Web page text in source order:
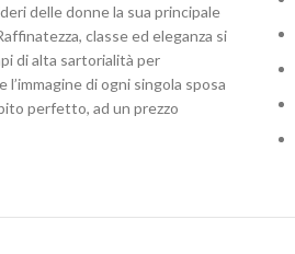
delle donne la sua principale
classe ed eleganza si
di alta sartorialità per
l’immagine di ogni singola sposa
perfetto, ad un prezzo